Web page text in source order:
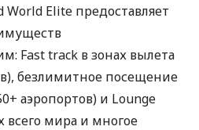
World Elite предоставляет
Fast track в зонах вылета
безлимитное посещение
аэропортов) и Lounge
всего мира и многое